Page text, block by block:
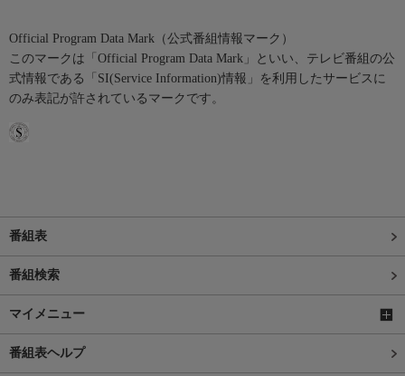
Official Program Data Mark（公式番組情報マーク）
このマークは「Official Program Data Mark」といい、テレビ番組の公
式情報である「SI(Service Information)情報」を利用したサービスに
のみ表記が許されているマークです。
番組表
番組検索
マイメニュー
番組表ヘルプ